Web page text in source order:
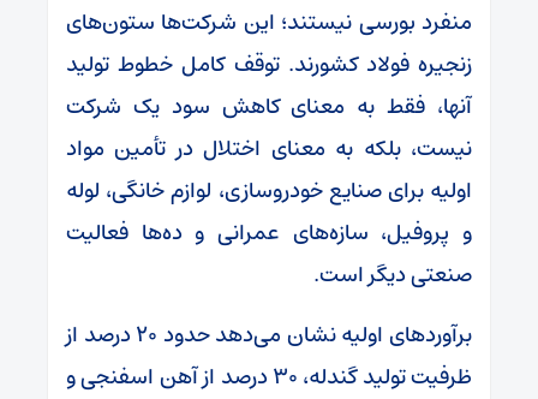
منفرد بورسی نیستند؛ این شرکت‌ها ستون‌های
زنجیره فولاد کشورند. توقف کامل خطوط تولید
آنها، فقط به معنای کاهش سود یک شرکت
نیست، بلکه به معنای اختلال در تأمین مواد
اولیه برای صنایع خودروسازی، لوازم خانگی، لوله
و پروفیل، سازه‌های عمرانی و ده‌ها فعالیت
صنعتی دیگر است.
برآورد‌های اولیه نشان می‌دهد حدود ۲۰ درصد از
ظرفیت تولید گندله، ۳۰ درصد از آهن اسفنجی و